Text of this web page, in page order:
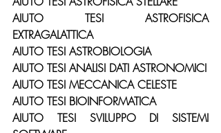
AIUTO TESI ASTROFISICA
EXTRAGALATTICA
AIUTO TESI ASTROBIOLOGIA
AIUTO TESI ANALISI DATI ASTRONOMICI
AIUTO TESI MECCANICA CELESTE
AIUTO TESI BIOINFORMATICA
AIUTO TESI SVILUPPO DI SISTEMI